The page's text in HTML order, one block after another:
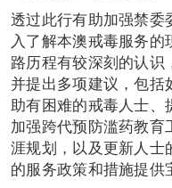
透过此行有助加强禁委
入了解本澳戒毒服务
路历程有较深刻的认识
并提出多项建议，包
助有困难的戒毒人士、
加强跨代预防滥药教育
涯规划，以及更新人士
的服务政策和措施提供